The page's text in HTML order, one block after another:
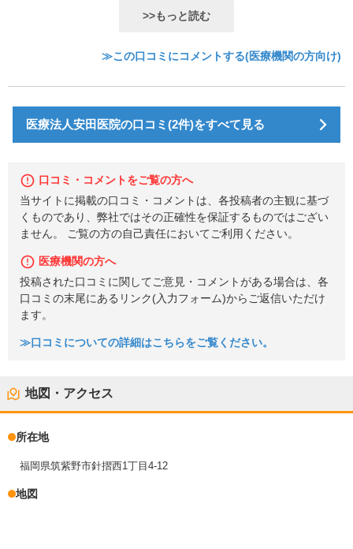
>>もっと読む
≫この口コミにコメントする(医療機関の方向け)
医療法人安田医院の口コミ(2件)をすべて見る
口コミ・コメントをご覧の方へ
当サイトに掲載の口コミ・コメントは、各投稿者の主観に基づ
くものであり、弊社ではその正確性を保証するものではござい
ません。 ご覧の方の自己責任においてご利用ください。
医療機関の方へ
投稿された口コミに関してご意見・コメントがある場合は、各
口コミの末尾にあるリンク(入力フォーム)からご返信いただけ
ます。
≫口コミについての詳細はこちらをご覧ください。
地図・アクセス
所在地
福岡県筑紫野市針摺西1丁目4-12
地図